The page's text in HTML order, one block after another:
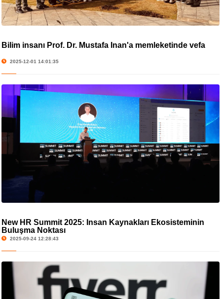
Bilim insanı Prof. Dr. Mustafa İnan'a memleketinde vefa
2025-12-01 14:01:35
New HR Summit 2025: İnsan Kaynakları Ekosisteminin
Buluşma Noktası
2025-09-24 12:28:43